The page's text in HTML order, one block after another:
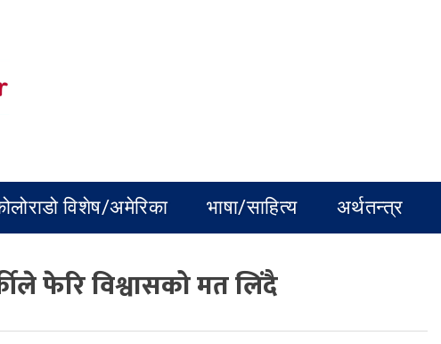
विशेष/अमेरिका भाषा/साहित्य अर्थतन्त्र
फेरि विश्वासको मत लिंदै